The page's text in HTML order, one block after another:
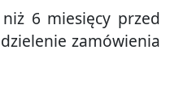
6 miesięcy przed
zamówienia